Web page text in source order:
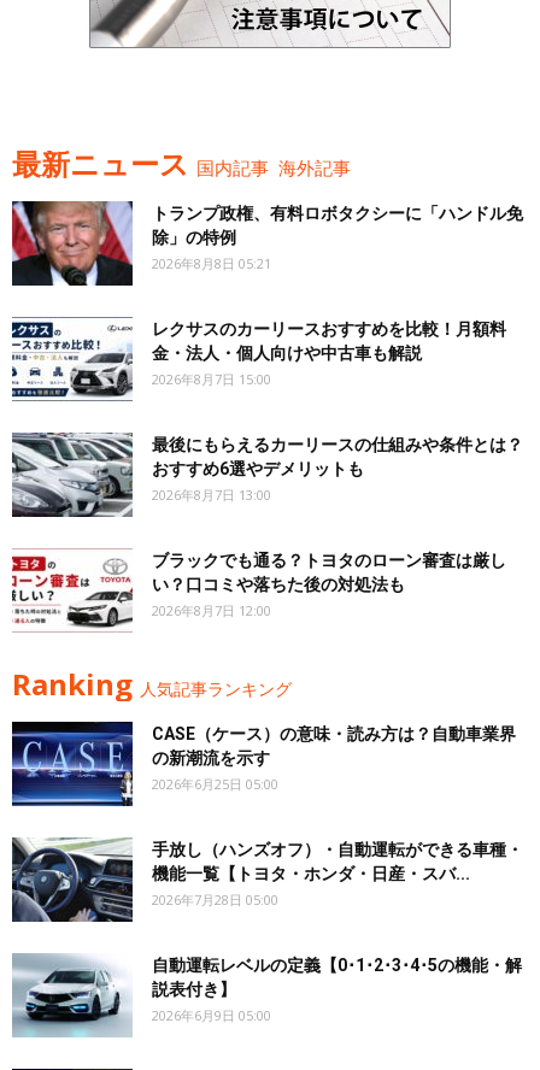
最新ニュース 国内記事 海外記事
トランプ政権、有料ロボタクシーに「ハンドル免
除」の特例
2026年8月8日 05:21
レクサスのカーリースおすすめを比較！月額料
金・法人・個人向けや中古車も解説
2026年8月7日 15:00
最後にもらえるカーリースの仕組みや条件とは？
おすすめ6選やデメリットも
2026年8月7日 13:00
ブラックでも通る？トヨタのローン審査は厳し
い？口コミや落ちた後の対処法も
2026年8月7日 12:00
Ranking 人気記事ランキング
CASE（ケース）の意味・読み方は？自動車業界
の新潮流を示す
2026年6月25日 05:00
手放し（ハンズオフ）・自動運転ができる車種・
機能一覧【トヨタ・ホンダ・日産・スバ...
2026年7月28日 05:00
自動運転レベルの定義【0･1･2･3･4･5の機能・解
説表付き】
2026年6月9日 05:00